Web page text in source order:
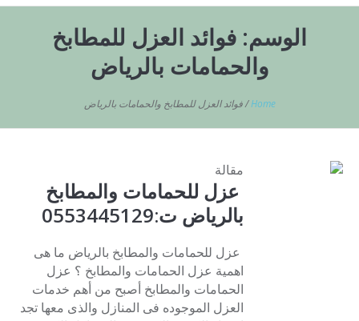
الوسم: فوائد العزل للمطابخ
والحمامات بالرياض
Home
/فوائد العزل للمطابخ والحمامات بالرياض
مقالة
عزل للحمامات والمطابخ
بالرياض ت:0553445129
عزل للحمامات والمطابخ بالرياض ما هى
اهمية عزل الحمامات والمطابخ ؟ عزل
الحمامات والمطابخ أصبح من أهم خدمات
العزل الموجوده فى المنازل والذى معها تجد